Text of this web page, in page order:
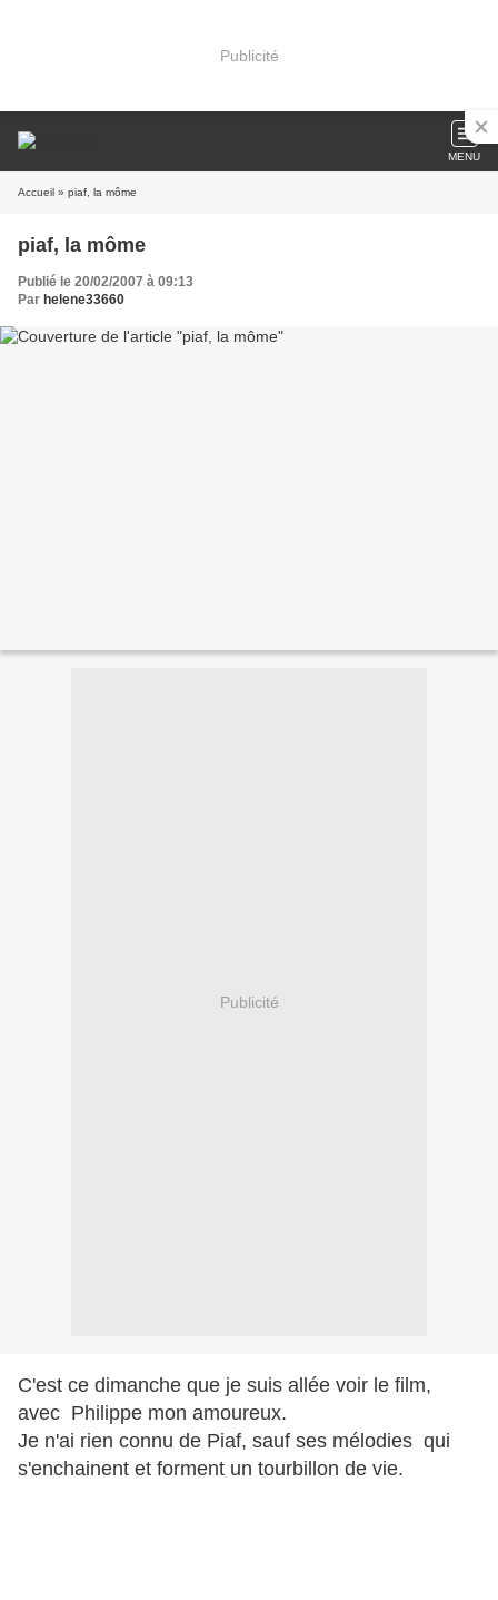
Publicité
MENU
Accueil » piaf, la môme
piaf, la môme
Publié le 20/02/2007 à 09:13
Par helene33660
Publicité
C'est ce dimanche que je suis allée voir le film,
avec Philippe mon amoureux.
Je n'ai rien connu de Piaf, sauf ses mélodies qui
s'enchainent et forment un tourbillon de vie.